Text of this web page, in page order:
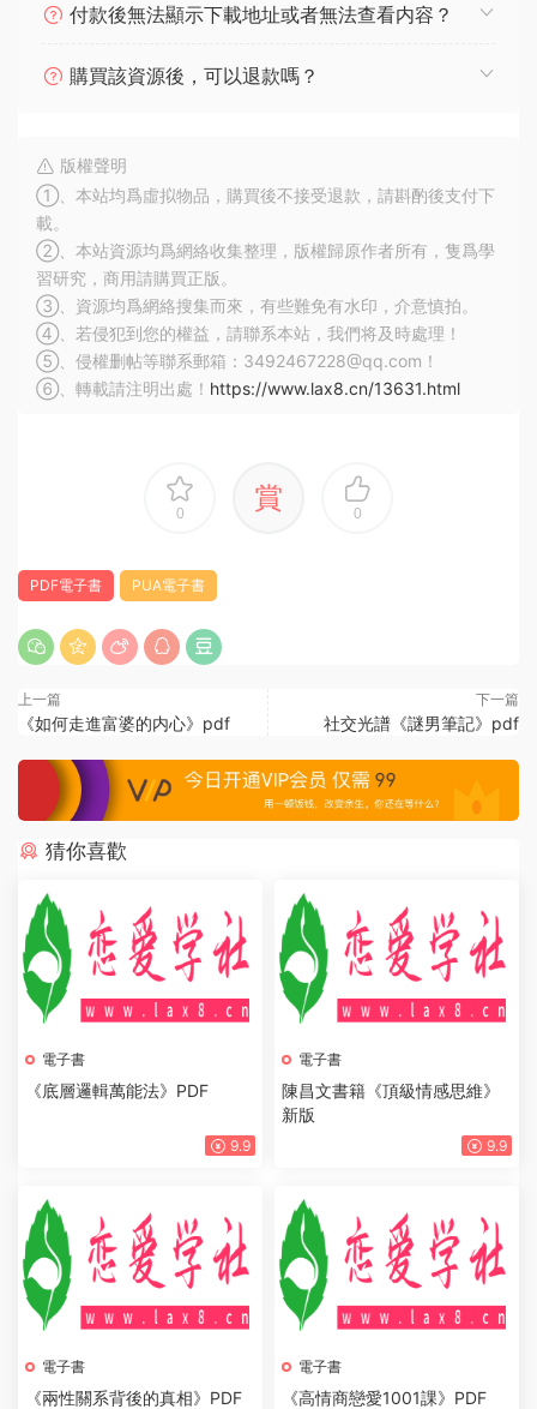
付款後無法顯示下載地址或者無法查看内容？
購買該資源後，可以退款嗎？
版權聲明
①、本站均爲虛拟物品，購買後不接受退款，請斟酌後支付下
載。
②、本站資源均爲網絡收集整理，版權歸原作者所有，隻爲學
習研究，商用請購買正版。
③、資源均爲網絡搜集而來，有些難免有水印，介意慎拍。
④、若侵犯到您的權益，請聯系本站，我們将及時處理！
⑤、侵權删帖等聯系郵箱：3492467228@qq.com！
⑥、轉載請注明出處！ https://www.lax8.cn/13631.html
0 賞 0
PDF電子書 PUA電子書
上一篇
《如何走進富婆的内心》pdf
下一篇
社交光譜《謎男筆記》pdf
猜你喜歡
電子書
《底層邏輯萬能法》PDF
9.9
電子書
陳昌文書籍《頂級情感思維》
新版
9.9
電子書
《兩性關系背後的真相》PDF
電子書
《高情商戀愛1001課》PDF